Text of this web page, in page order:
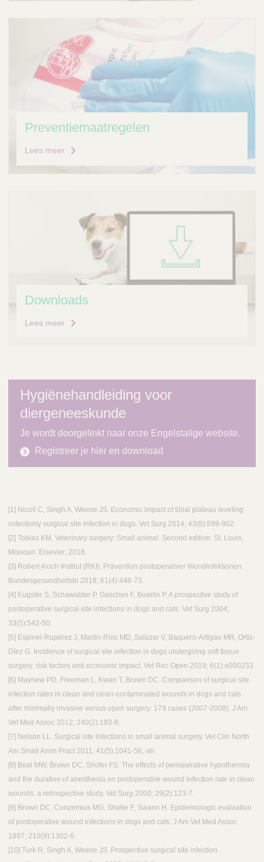
Preventiemaatregelen
Lees meer
Downloads
Lees meer
Hygiënehandleiding voor
diergeneeskunde
Je wordt doorgelinkt naar onze Engelstalige website.
Registreer je hier en download
[​1] Nicoll C, Singh A, Weese JS. Economic impact of tibial plateau leveling
osteotomy surgical site infection in dogs. Vet Surg 2014; 43(8):899-902.
[​2] Tobias KM. Veterinary surgery: Small animal. Second edition. St. Louis,
Missouri: Elsevier; 2018.
​[3] Robert-Koch-Institut (RKI). Prävention postoperativer Wundinfektionen.
Bundesgesundheitsbl 2018; 61(4):448-73.
[​4] Eugster S, Schawalder P, Gaschen F, Boerlin P. A prospective study of
postoperative surgical site infections in dogs and cats. Vet Surg 2004;
33(5):542-50.
[​5] Espinel-Rupérez J, Martín-Ríos MD, Salazar V, Baquero-Artigao MR, Ortiz-
Díez G. Incidence of surgical site infection in dogs undergoing soft tissue
surgery: risk factors and economic impact. Vet Rec Open 2019; 6(1):e000233.
[​6] Mayhew PD, Freeman L, Kwan T, Brown DC. Comparison of surgical site
infection rates in clean and clean-contaminated wounds in dogs and cats
after minimally invasive versus open surgery: 179 cases (2007-2008). J Am
Vet Med Assoc 2012; 240(2):193-8.
[​7] Nelson LL. Surgical site infections in small animal surgery. Vet Clin North
Am Small Anim Pract 2011; 41(5):1041-56, viii.
[​8] Beal MW, Brown DC, Shofer FS. The effects of perioperative hypothermia
and the duration of anesthesia on postoperative wound infection rate in clean
wounds: a retrospective study. Vet Surg 2000; 29(2):123-7.
[​9] Brown DC, Conzemius MG, Shofer F, Swann H. Epidemiologic evaluation
of postoperative wound infections in dogs and cats. J Am Vet Med Assoc
1997; 210(9):1302-6.
[​10] Turk R, Singh A, Weese JS. Prospective surgical site infection